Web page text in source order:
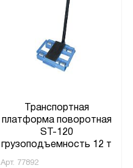
Транспортная
платформа поворотная
ST-120
грузоподъемность 12 т
Арт. 77892